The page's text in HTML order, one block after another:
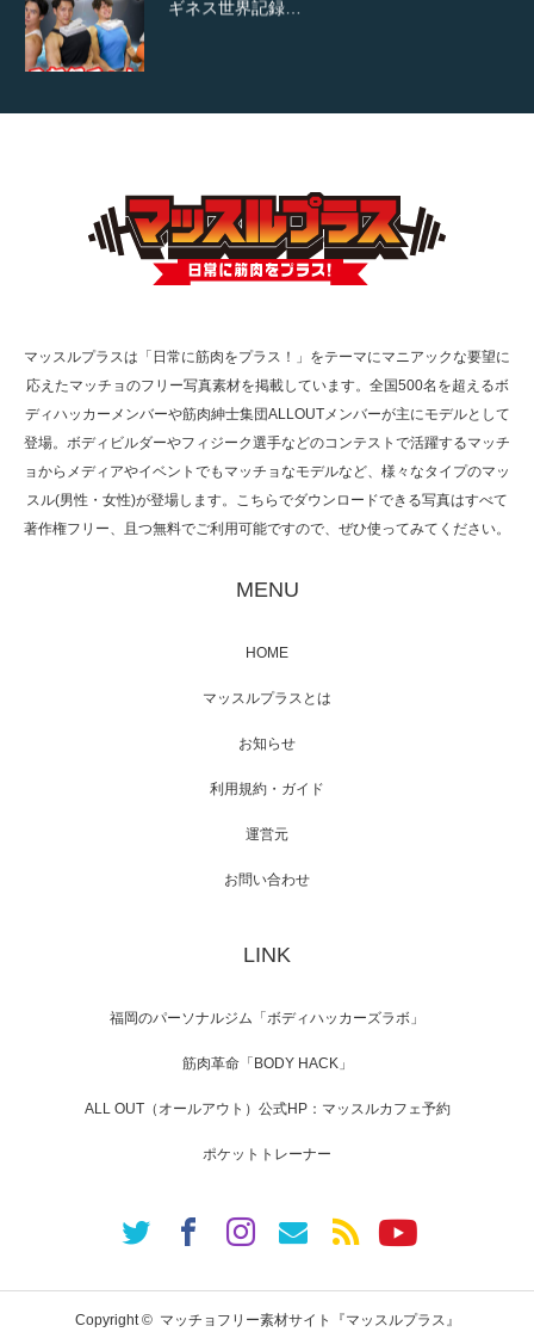
TOKYO FMラジオ番組「ONE MORNING」
で紹介さ…
た（6/8放送）
映画「メカバース」舞台挨拶へマッスルプラ
【TV】NHK BS「COOL JAPAN 」にてマッス
「ねとらぼ」さんに…
マッスルプラスは「日常に筋肉をプラス！」をテーマにマニアックな要望に
応えたマッチョのフリー写真素材を掲載しています。全国500名を超えるボ
ディハッカーメンバーや筋肉紳士集団ALLOUTメンバーが主にモデルとして
登場。ボディビルダーやフィジーク選手などのコンテストで活躍するマッチ
ョからメディアやイベントでもマッチョなモデルなど、様々なタイプのマッ
スル(男性・女性)が登場します。こちらでダウンロードできる写真はすべて
著作権フリー、且つ無料でご利用可能ですので、ぜひ使ってみてください。
MENU
HOME
マッスルプラスとは
お知らせ
利用規約・ガイド
運営元
お問い合わせ
LINK
福岡のパーソナルジム「ボディハッカーズラボ」
筋肉革命「BODY HACK」
ALL OUT（オールアウト）公式HP：マッスルカフェ予約
ポケットトレーナー
Copyright © マッチョフリー素材サイト『マッスルプラス』